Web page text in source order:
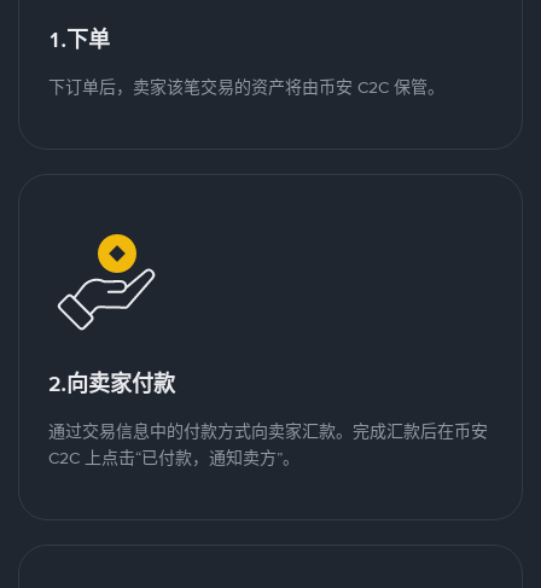
1.下单
下订单后，卖家该笔交易的资产将由币安 C2C 保管。
2.向卖家付款
通过交易信息中的付款方式向卖家汇款。完成汇款后在币安
C2C 上点击“已付款，通知卖方”。